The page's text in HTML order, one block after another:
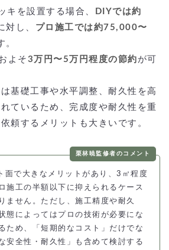
キを設置する場合、
DIYでは約
対し、 プロ施工では約75,000〜
。
よそ 3万円〜5万円程度の節約 が可
基礎工事や水平調整、耐久性を高
ているため、完成度や耐久性を重
頼するメリットも大きいです。
栗林暁監修者のコメント
面で大きなメリットがあり、3㎡程度
施工の半額以下に抑えられるケース
ません。ただし、施工精度や耐久
態によってはプロの技術が必要にな
ため、「短期的なコスト」だけでな
安全性・耐久性」も含めて検討する